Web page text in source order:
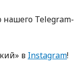
Telegram-
в Instagram!